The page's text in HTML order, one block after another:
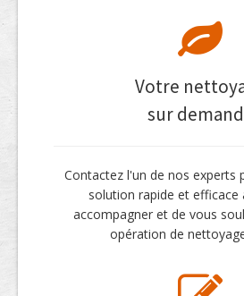
Votre
sur
Contactez l'un de nos experts
solution rapide et efficace
accompagner et de vous
opération de